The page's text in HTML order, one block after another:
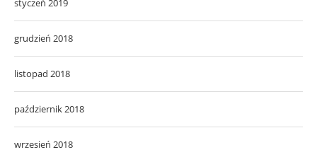
styczeń 2019
grudzień 2018
listopad 2018
październik 2018
wrzesień 2018